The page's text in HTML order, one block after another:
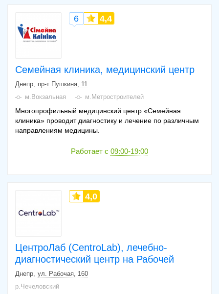
Семейная клиника, медицинский центр
6 4,4
Днепр
пр-т Пушкина, 11
м.Вокзальная
м.Метростроителей
Многопрофильный медицинский центр «Семейная
клиника» проводит диагностику и лечение по различным
направлениям медицины.
Работает с 09:00-19:00
ЦентроЛаб (CentroLab), лечебно-
диагностический центр на Рабочей
4,0
Днепр ул. Рабочая, 160
р.Чечеловский